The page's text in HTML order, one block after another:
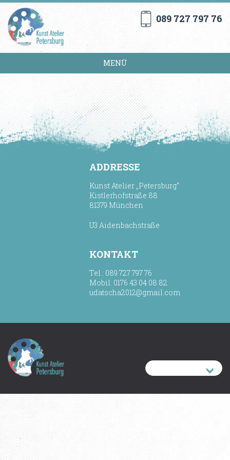
089 727 797 76
MENÜ
ADDRESSE
Kunst Atelier „Petersburg“
Kistlerhofstraße 88
81379 München
U3 Aidenbachstraße
KONTAKT
Tel.: 089 727 797 76
Mobil: 0176 43 04 08 82
udatscha2012@gmail.com